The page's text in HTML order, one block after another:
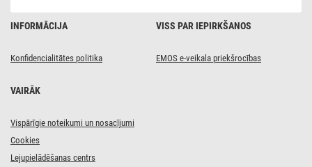
iebūvējamais,
neitrāli
IP21
INFORMĀCIJA
Konfidencialitātes politika
VISS PAR IEPIRKŠANOS
EMOS e-veikala priekšrocības
VAIRĀK
Vispārīgie noteikumi un nosacījumi
Cookies
Lejupielādēšanas centrs